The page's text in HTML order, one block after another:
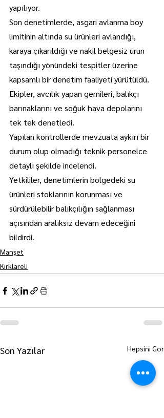
yapılıyor.
Son denetimlerde, asgari avlanma boy
limitinin altında su ürünleri avlandığı,
karaya çıkarıldığı ve nakil belgesiz ürün
taşındığı yönündeki tespitler üzerine
kapsamlı bir denetim faaliyeti yürütüldü.
Ekipler, avcılık yapan gemileri, balıkçı
barınaklarını ve soğuk hava depolarını
tek tek denetledi.
Yapılan kontrollerde mevzuata aykırı bir
durum olup olmadığı teknik personelce
detaylı şekilde incelendi.
Yetkililer, denetimlerin bölgedeki su
ürünleri stoklarının korunması ve
sürdürülebilir balıkçılığın sağlanması
açısından aralıksız devam edeceğini
bildirdi.
Manşet
Kırklareli
Son Yazılar Hepsini Gör